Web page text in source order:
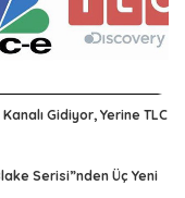
Gidiyor, Yerine TLC
Serisi”nden Üç Yeni